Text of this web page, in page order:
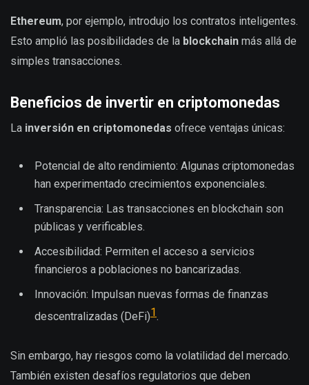
Ethereum, por ejemplo, introdujo los contratos inteligentes.
Esto amplió las posibilidades de la blockchain más allá de
simples transacciones.
Beneficios de invertir en criptomonedas
La inversión en criptomonedas ofrece ventajas únicas:
Potencial de alto rendimiento: Algunas criptomonedas
han experimentado crecimientos exponenciales.
Transparencia: Las transacciones en blockchain son
públicas y verificables.
Accesibilidad: Permiten el acceso a servicios
financieros a poblaciones no bancarizadas.
Innovación: Impulsan nuevas formas de finanzas
descentralizadas (DeFi)1.
Sin embargo, hay riesgos como la volatilidad del mercado.
También existen desafíos regulatorios que deben